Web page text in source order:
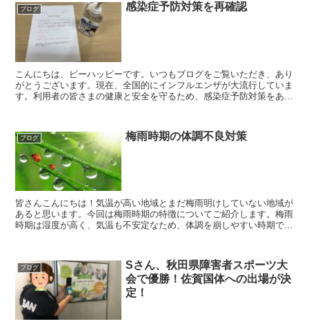
ブログ 感染症予防対策を再確認
こんにちは、ビーハッピーです。いつもブログをご覧いただき、あり
がとうございます。現在、全国的にインフルエンザが大流行していま
す。利用者の皆さまの健康と安全を守るため、感染症予防対策をあら
ブログ 梅雨時期の体調不良対策
皆さんこんにちは！気温が高い地域とまだ梅雨明けしていない地域が
あると思います。今回は梅雨時期の特徴についてご紹介します。梅雨
時期は湿度が高く、気温も不安定なため、体調を崩しやすい時期で
ブログ
Sさん、秋田県障害者スポーツ大
会で優勝！佐賀国体への出場が決
定！